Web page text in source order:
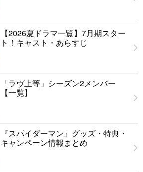
【2026夏ドラマ一覧】7月期スター
ト！キャスト・あらすじ
「ラヴ上等」シーズン2メンバー
【一覧】
『スパイダーマン』グッズ・特典・
キャンペーン情報まとめ